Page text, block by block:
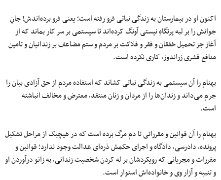
اکنون او در بیمارستان به زندگی نباتی فرو رفته است؛ یعنی فرو برده‌اندش! جانِ
جوانش را بر لبه‌ پرتگاهِ نیستی آونگ کرده‌اند تا سیستمی بر سر کار بماند که از
آغاز جز تحمیل خفقان و فقر و فلاکت بر مردم و ستم مضاعف بر زندانیان و تامین
منافع قشری زراندوز، کاری نکرده است.
بهنام را آن سیستمی به زندگی نباتی کشاند که استفاده‌ مردم از حق آزادی بیان را
جرم می‌داند و زندان‌ها را از مردان و زنان منتقد، معترض و مخالف انباشته
است.
بهنام را آن قوانین و مقرراتی تا دم مرگ برده است که در هیچیک از مراحل تشکیل
پرونده، دادرسی، دادگاه و اجرای حکمش ذره‌ای عدالت وجود ندارد؛ قوانین و
مقررات و مجریانی که رویکردشان بر له کردن شخصیت زندانی، به زانو درآوردن او
و تنبیه و آزار وی و خانواده‌اش استوار است.